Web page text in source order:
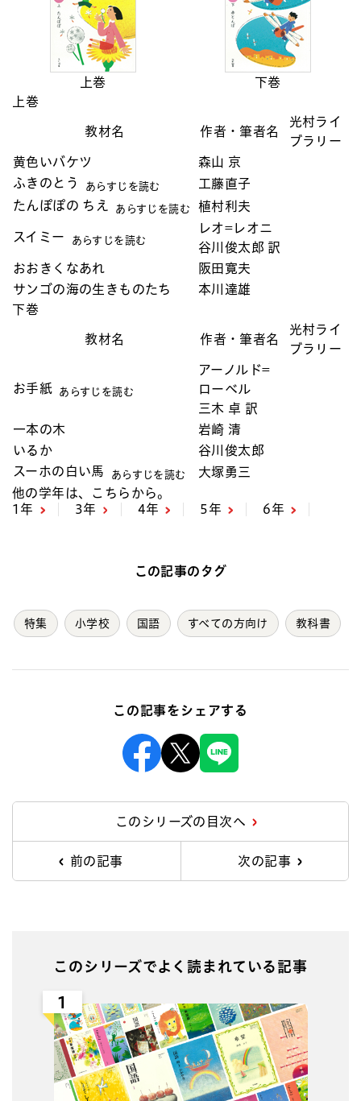
上巻
下巻
上巻
教材名 作者・筆者名
光村ライ
ブラリー
黄色いバケツ
森山 京
ふきのとう
あらすじを読む
工藤直子
たんぽぽの ちえ
あらすじを読む 植村利夫
スイミー あらすじを読む
レオ=レオニ
谷川俊太郎 訳
おおきくなあれ
阪田寛夫
サンゴの海の生きものたち
本川達雄
下巻
教材名 作者・筆者名
光村ライ
ブラリー
お手紙 あらすじを読む
アーノルド=
ローベル
三木 卓 訳
一本の木
岩崎 清
いるか
谷川俊太郎
スーホの白い馬
あらすじを読む
大塚勇三
他の学年は、こちらから。
1年
3年 4年 5年 6年
この記事のタグ
特集 小学校 国語 すべての方向け 教科書
この記事をシェアする
このシリーズの目次へ
前の記事 次の記事
このシリーズでよく読まれている記事
1